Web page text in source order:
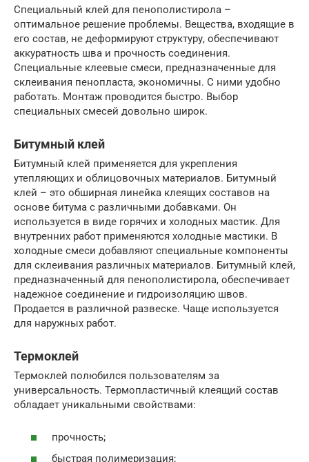
Специальный клей для пенополистирола –
оптимальное решение проблемы. Вещества, входящие в
его состав, не деформируют структуру, обеспечивают
аккуратность шва и прочность соединения.
Специальные клеевые смеси, предназначенные для
склеивания пенопласта, экономичны. С ними удобно
работать. Монтаж проводится быстро. Выбор
специальных смесей довольно широк.
Битумный клей
Битумный клей применяется для укрепления
утепляющих и облицовочных материалов. Битумный
клей – это обширная линейка клеящих составов на
основе битума с различными добавками. Он
используется в виде горячих и холодных мастик. Для
внутренних работ применяются холодные мастики. В
холодные смеси добавляют специальные компоненты
для склеивания различных материалов. Битумный клей,
предназначенный для пенополистирола, обеспечивает
надежное соединение и гидроизоляцию швов.
Продается в различной развеске. Чаще используется
для наружных работ.
Термоклей
Термоклей полюбился пользователям за
универсальность. Термопластичный клеящий состав
обладает уникальными свойствами:
прочность;
быстрая полимеризация;